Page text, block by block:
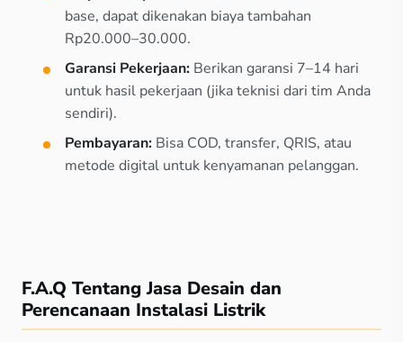
base, dapat dikenakan biaya tambahan
Rp20.000–30.000.
Garansi Pekerjaan: Berikan garansi 7–14 hari
untuk hasil pekerjaan (jika teknisi dari tim Anda
sendiri).
Pembayaran: Bisa COD, transfer, QRIS, atau
metode digital untuk kenyamanan pelanggan.
F.A.Q Tentang Jasa Desain dan
Perencanaan Instalasi Listrik